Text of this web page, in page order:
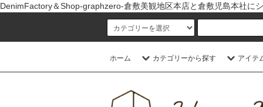
DenimFactory＆Shop-graphzero-倉敷美観地区本店と倉敷児島本社に
ホーム カテゴリーから探す アイテ